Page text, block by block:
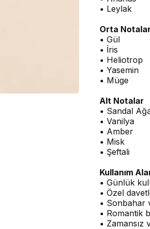
• Leylak
Orta Notalar
• Gül
• İris
• Heliotrop
• Yasemin
• Müge
Alt Notalar
• Sandal
• Vanilya
• Amber
• Misk
• Şeftali
Kullanım
• Günlük
• Özel
• Sonbahar
• Romantik
•